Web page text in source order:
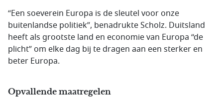
“Een soeverein Europa is de sleutel voor onze
buitenlandse politiek”, benadrukte Scholz. Duitsland
heeft als grootste land en economie van Europa “de
plicht” om elke dag bij te dragen aan een sterker en
beter Europa.
Opvallende maatregelen